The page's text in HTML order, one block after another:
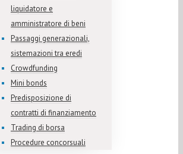
liquidatore e
amministratore di beni
Passaggi generazionali,
sistemazioni tra eredi
Crowdfunding
Mini bonds
Predisposizione di
contratti di finanziamento
Trading di borsa
Procedure concorsuali